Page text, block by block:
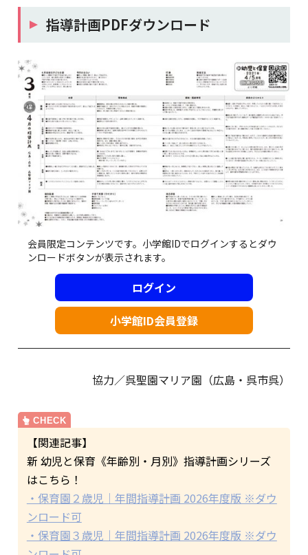
指導計画PDFダウンロード
会員限定コンテンツです。小学館IDでログインするとダウ
ンロードボタンが表示されます。
ログイン
小学館ID会員登録
協力／呉聖園マリア園（広島・呉市呉）
【関連記事】
新 幼児と保育《年齢別・月別》指導計画シリーズ
はこちら！
・保育園２歳児｜年間指導計画 2026年度版 ※ダウ
ンロード可
・保育園３歳児｜年間指導計画 2026年度版 ※ダウ